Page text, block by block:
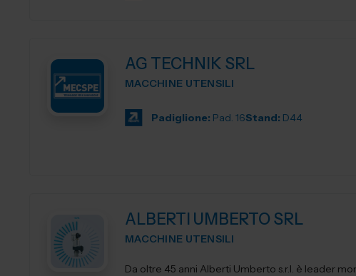
AG TECHNIK SRL
MACCHINE UTENSILI
Padiglione: Pad. 16Stand: D44
ALBERTI UMBERTO SRL
MACCHINE UTENSILI
Da oltre 45 anni Alberti Umberto s.r.l. è leader